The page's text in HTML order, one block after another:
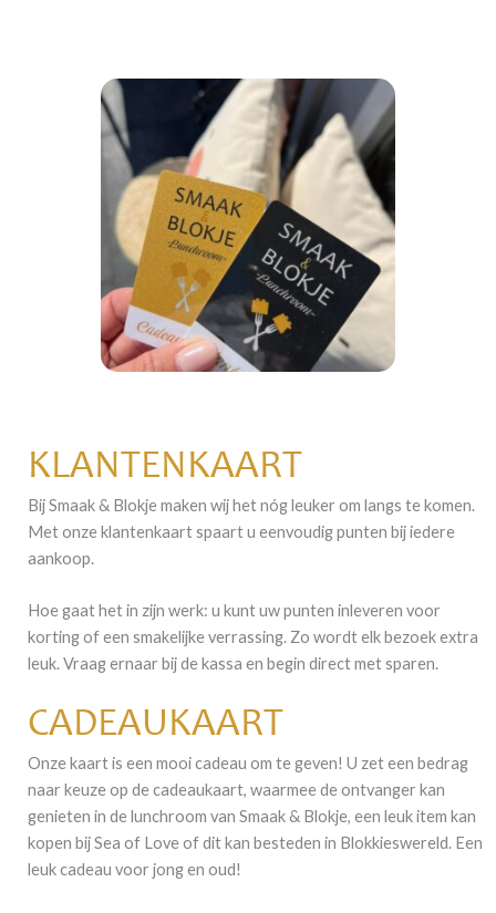
KLANTENKAART
Bij Smaak & Blokje maken wij het nóg leuker om langs te komen.
Met onze klantenkaart spaart u eenvoudig punten bij iedere
aankoop.
Hoe gaat het in zijn werk: u kunt uw punten inleveren voor
korting of een smakelijke verrassing. Zo wordt elk bezoek extra
leuk. Vraag ernaar bij de kassa en begin direct met sparen.
CADEAUKAART
Onze kaart is een mooi cadeau om te geven! U zet een bedrag
naar keuze op de cadeaukaart, waarmee de ontvanger kan
genieten in de lunchroom van Smaak & Blokje, een leuk item kan
kopen bij Sea of Love of dit kan besteden in Blokkieswereld. Een
leuk cadeau voor jong en oud!